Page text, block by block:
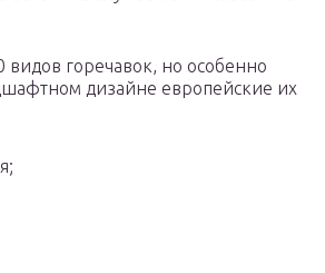
видов горечавок, но особенно
дизайне европейские их